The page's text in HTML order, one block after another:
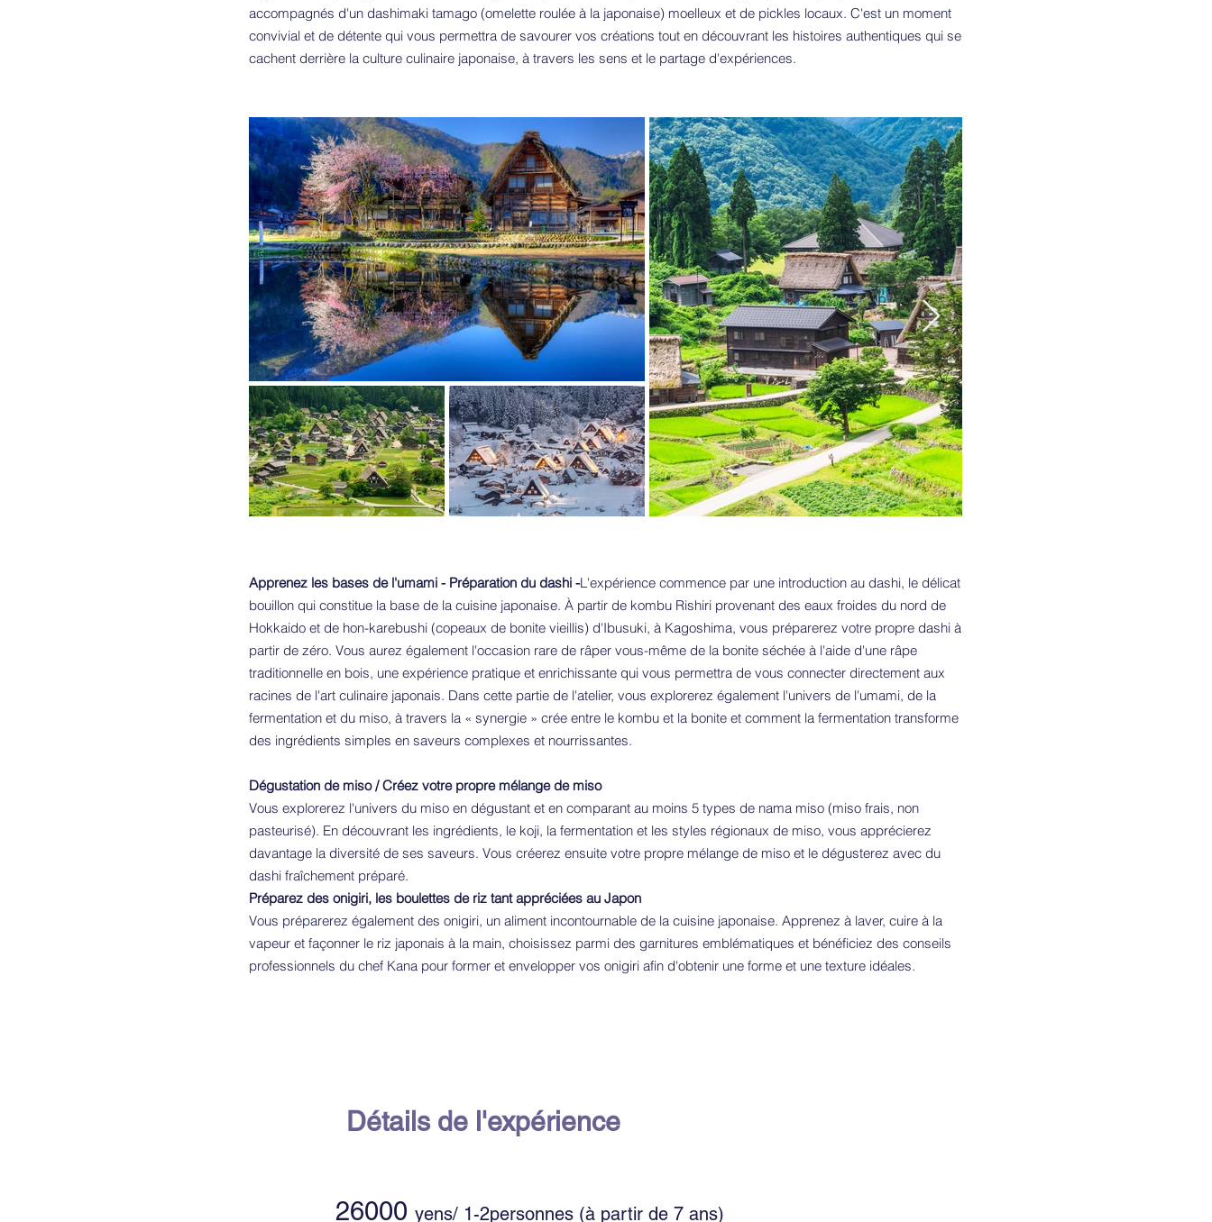
accompagnés d'un dashimaki tamago (omelette roulée à la japonaise) moelleux et de pickles locaux. C'est un moment
convivial et de détente qui vous permettra de savourer vos créations tout en découvrant les histoires authentiques qui se
cachent derrière la culture culinaire japonaise, à travers les sens et le partage d'expériences.
Apprenez les bases de l'umami - Préparation du dashi -L'expérience commence par une introduction au dashi, le délicat
bouillon qui constitue la base de la cuisine japonaise. À partir de kombu Rishiri provenant des eaux froides du nord de
Hokkaido et de hon-karebushi (copeaux de bonite vieillis) d'Ibusuki, à Kagoshima, vous préparerez votre propre dashi à
partir de zéro. Vous aurez également l'occasion rare de râper vous-même de la bonite séchée à l'aide d'une râpe
traditionnelle en bois, une expérience pratique et enrichissante qui vous permettra de vous connecter directement aux
racines de l'art culinaire japonais. Dans cette partie de l'atelier, vous explorerez également l'univers de l'umami, de la
fermentation et du miso, à travers la « synergie » crée entre le kombu et la bonite et comment la fermentation transforme
des ingrédients simples en saveurs complexes et nourrissantes.
Dégustation de miso / Créez votre propre mélange de miso
Vous explorerez l'univers du miso en dégustant et en comparant au moins 5 types de nama miso (miso frais, non
pasteurisé). En découvrant les ingrédients, le koji, la fermentation et les styles régionaux de miso, vous apprécierez
davantage la diversité de ses saveurs. Vous créerez ensuite votre propre mélange de miso et le dégusterez avec du
dashi fraîchement préparé.
Préparez des onigiri, les boulettes de riz tant appréciées au Japon
Vous préparerez également des onigiri, un aliment incontournable de la cuisine japonaise. Apprenez à laver, cuire à la
vapeur et façonner le riz japonais à la main, choisissez parmi des garnitures emblématiques et bénéficiez des conseils
professionnels du chef Kana pour former et envelopper vos onigiri afin d'obtenir une forme et une texture idéales.
Détails de l'expérience
26000 yens/ 1-2personnes (à partir de 7 ans)